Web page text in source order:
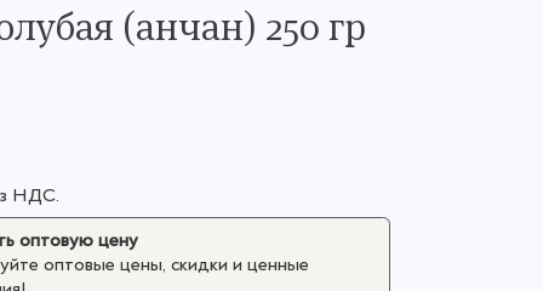
(анчан) 250 гр
НДС.
оптовую цену
оптовые цены, скидки и ценные